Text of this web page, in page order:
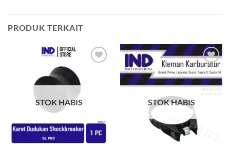
PRODUK TERKAIT
Tambahkan
ke Wishlist
STOK HABIS
Tambahkan
ke Wishlist
STOK HABIS